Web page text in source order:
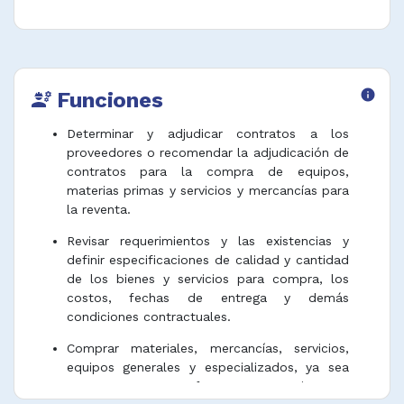
engineering Funciones info
Determinar y adjudicar contratos a los
proveedores o recomendar la adjudicación de
contratos para la compra de equipos,
materias primas y servicios y mercancías para
la reventa.
Revisar requerimientos y las existencias y
definir especificaciones de calidad y cantidad
de los bienes y servicios para compra, los
costos, fechas de entrega y demás
condiciones contractuales.
Comprar materiales, mercancías, servicios,
equipos generales y especializados, ya sea
para su uso, para futuro procesamiento o